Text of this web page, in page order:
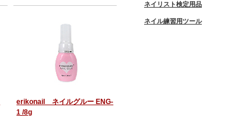
erikonail ネイルグルー ENG-
1 /8g
ネイリスト検定用品
ネイル練習用ツール